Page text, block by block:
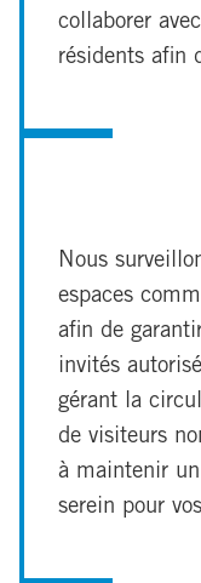
collaborer
résidents afin
Nous
espaces
afin de
invités
gérant la
de visiteurs
à maintenir
serein pour